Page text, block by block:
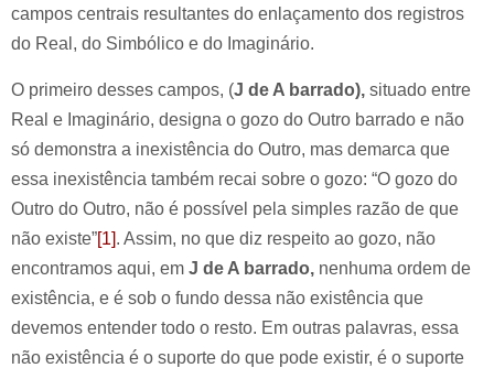
campos centrais resultantes do enlaçamento dos registros
do Real, do Simbólico e do Imaginário.
O primeiro desses campos, (J de A barrado), situado entre
Real e Imaginário, designa o gozo do Outro barrado e não
só demonstra a inexistência do Outro, mas demarca que
essa inexistência também recai sobre o gozo: “O gozo do
Outro do Outro, não é possível pela simples razão de que
não existe”[1]. Assim, no que diz respeito ao gozo, não
encontramos aqui, em J de A barrado, nenhuma ordem de
existência, e é sob o fundo dessa não existência que
devemos entender todo o resto. Em outras palavras, essa
não existência é o suporte do que pode existir, é o suporte